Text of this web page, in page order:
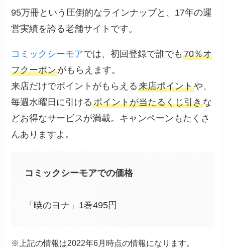
95万冊という圧倒的なラインナップと、17年の運
営実績を誇る老舗サイトです。
コミックシーモアでは、初回登録で誰でも70％オ
フクーポンがもらえます。
来店だけでポイントがもらえる来店ポイントや、
毎週水曜日に引けるポイントが当たるくじ引きな
どお得なサービスが満載。キャンペーンもたくさ
んありますよ。
コミックシーモアでの価格
「暁のヨナ」1巻495円
※上記の情報は2022年6月時点の情報になります。